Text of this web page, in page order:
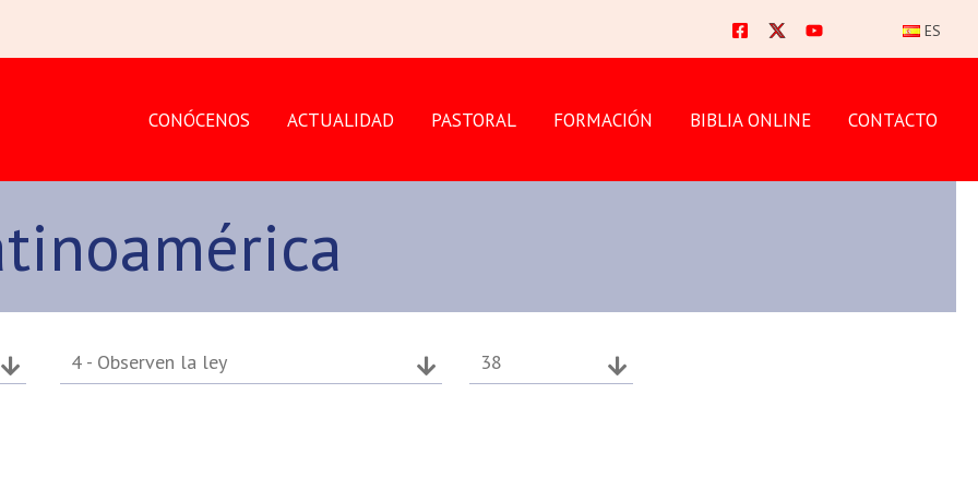
ES
CONÓCENOS ACTUALIDAD PASTORAL FORMACIÓN BIBLIA ONLINE CONTACTO
4 - Observen la ley 38